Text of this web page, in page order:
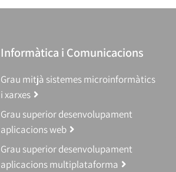
Informàtica i Comunicacions
Grau mitjà sistemes microinformàtics
i xarxes
Grau superior desenvolupament
aplicacions web
Grau superior desenvolupament
aplicacions multiplataforma